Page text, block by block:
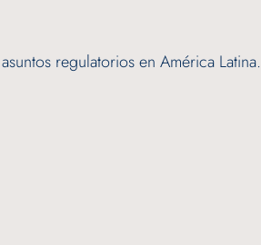
regulatorios en América Latina.